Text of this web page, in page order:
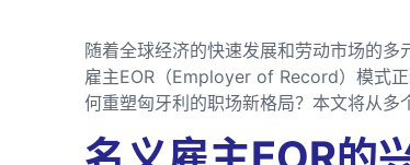
随着全球经济的快速发展和劳动市场的
雇主EOR（Employer of Record）模式
何重塑匈牙利的职场新格局？本文将从多